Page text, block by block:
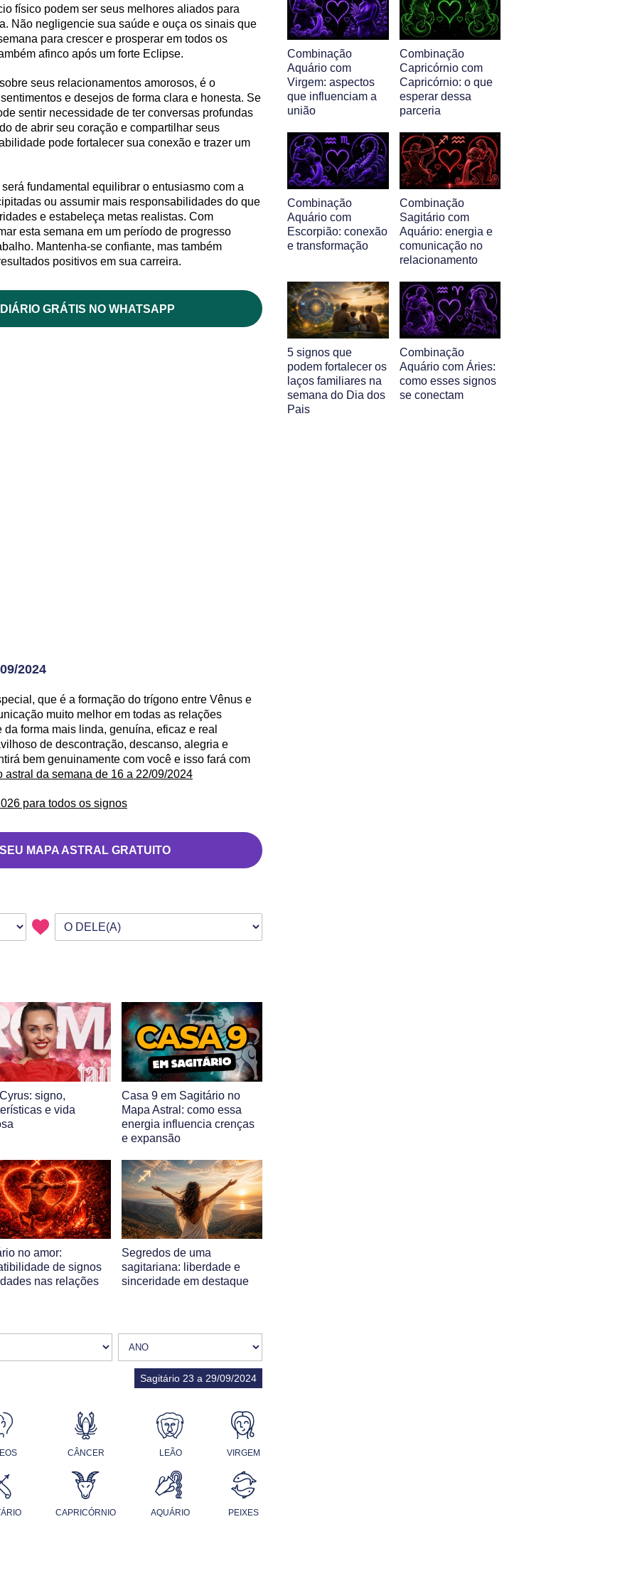
físico podem ser seus melhores aliados para
Não negligencie sua saúde e ouça os sinais que
para crescer e prosperar em todos os
afinco após um forte Eclipse.
seus relacionamentos amorosos, é o
e desejos de forma clara e honesta. Se
sentir necessidade de ter conversas profundas
de abrir seu coração e compartilhar seus
pode fortalecer sua conexão e trazer um
fundamental equilibrar o entusiasmo com a
ou assumir mais responsabilidades do que
e estabeleça metas realistas. Com
esta semana em um período de progresso
Mantenha-se confiante, mas também
positivos em sua carreira.
GRÁTIS NO WHATSAPP
2024
que é a formação do trígono entre Vênus e
muito melhor em todas as relações
forma mais linda, genuína, eficaz e real
de descontração, descanso, alegria e
bem genuinamente com você e isso fará com
astral da semana de 16 a 22/09/2024
para todos os signos
MAPA ASTRAL GRATUITO
signo,
e vida
Casa 9 em Sagitário no
Mapa Astral: como essa
energia influencia crenças
e expansão
no amor:
de signos
nas relações
Segredos de uma
sagitariana: liberdade e
sinceridade em destaque
Sagitário 23 a 29/09/2024
CÂNCER LEÃO VIRGEM
CAPRICÓRNIO AQUÁRIO PEIXES
Combinação
Aquário com
Virgem: aspectos
que influenciam a
união
Combinação
Capricórnio com
Capricórnio: o que
esperar dessa
parceria
Combinação
Aquário com
Escorpião: conexão
e transformação
Combinação
Sagitário com
Aquário: energia e
comunicação no
relacionamento
5 signos que
podem fortalecer os
laços familiares na
semana do Dia dos
Pais
Combinação
Aquário com Áries:
como esses signos
se conectam